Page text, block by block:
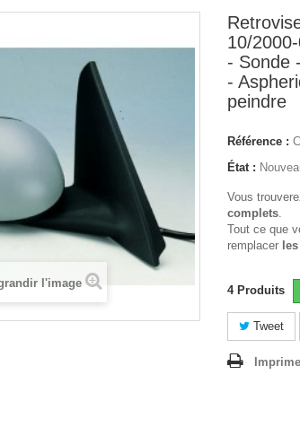
l'image
10/
- Sonde
-
peindre
Référence :
État :
Vous
complets.
Tout ce que
remplacer
4 Produits
Tweet